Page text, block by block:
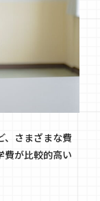
、さまざまな費
費が比較的高い